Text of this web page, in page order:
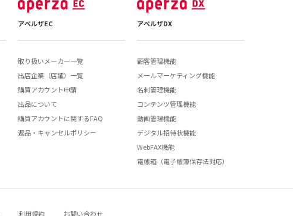
アペルザEC
取り扱いメーカー一覧
出店企業（店舗）一覧
購買アカウント申請
出品について
購買アカウントに関するFAQ
返品・キャンセルポリシー
アペルザDX
顧客管理機能
メールマーケティング機能
名刺管理機能
コンテンツ管理機能
動画管理機能
デジタル招待状機能
WebFAX機能
電帳箱（電子帳簿保存法対応）
利用規約 お問い合わせ